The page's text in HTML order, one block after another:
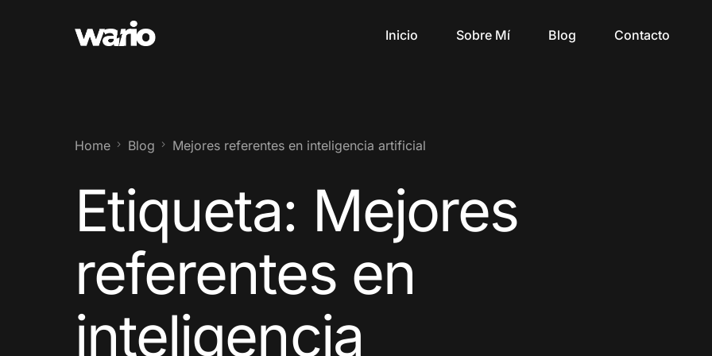
Inicio Sobre Mí Blog Contacto
Home Blog Mejores referentes en inteligencia artificial
Etiqueta: Mejores
referentes en
inteligencia